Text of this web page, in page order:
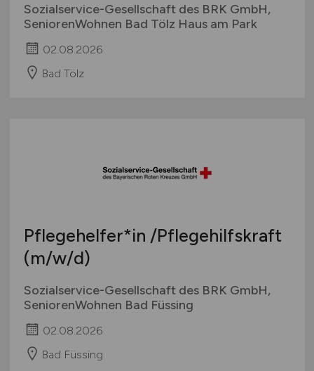
Sozialservice-Gesellschaft des BRK GmbH,
SeniorenWohnen Bad Tölz Haus am Park
02.08.2026
Bad Tölz
Pflegehelfer*in /Pflegehilfskraft
(m/w/d)
Sozialservice-Gesellschaft des BRK GmbH,
SeniorenWohnen Bad Füssing
02.08.2026
Bad Füssing